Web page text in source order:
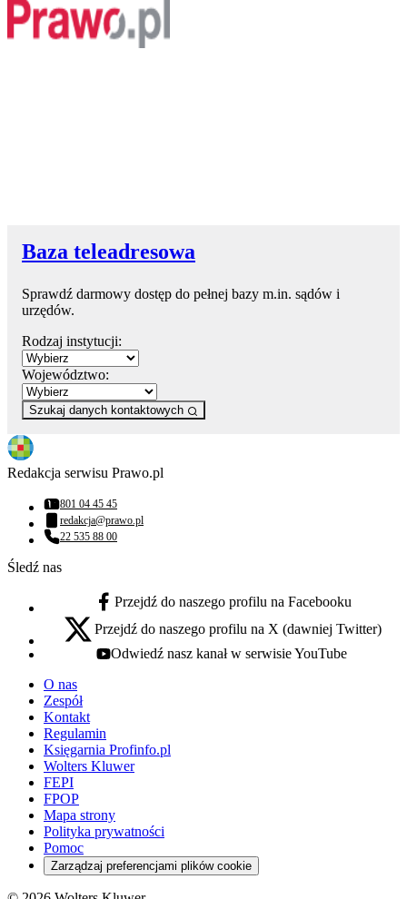
Baza teleadresowa
Sprawdź darmowy dostęp do pełnej bazy m.in. sądów i
urzędów.
Rodzaj instytucji:
Województwo:
Szukaj danych kontaktowych
Redakcja serwisu Prawo.pl
Numer telefonu:
801 04 45 45
Adres email:
redakcja@prawo.pl
Numer telefonu:
22 535 88 00
Śledź nas
facebook - otwiera się w nowej karcie
Przejdź do naszego profilu na Facebooku
x - otwiera się w nowej karcie
Przejdź do naszego profilu na X (dawniej Twitter)
youtube - otwiera się w nowej karcie
Odwiedź nasz kanał w serwisie YouTube
O nas
Zespół
Kontakt
Regulamin
Księgarnia Profinfo.pl
Wolters Kluwer
FEPI
FPOP
Mapa strony
Polityka prywatności
Pomoc
Zarządzaj preferencjami plików cookie